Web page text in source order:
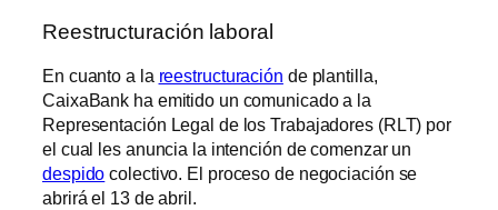
Reestructuración laboral
En cuanto a la reestructuración de plantilla,
CaixaBank ha emitido un comunicado a la
Representación Legal de los Trabajadores (RLT) por
el cual les anuncia la intención de comenzar un
despido colectivo. El proceso de negociación se
abrirá el 13 de abril.